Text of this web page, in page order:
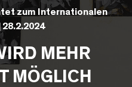
zum Internationalen
28.2.2024
MEHR
MÖGLICH